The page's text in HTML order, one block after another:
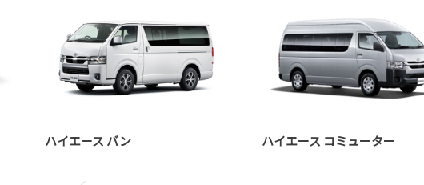
ハイエース バン ハイエース コミューター